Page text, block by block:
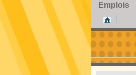
Emplois